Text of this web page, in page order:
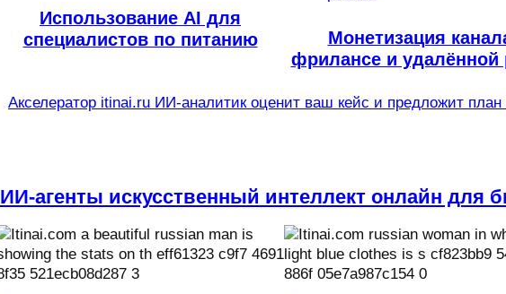
Использование AI для
специалистов по питанию
Монетизация
фрилансе и удалённой
Акселератор itinai.ru ИИ-аналитик оценит ваш кейс и предложит план
ИИ-агенты искусственный интеллект онлайн для